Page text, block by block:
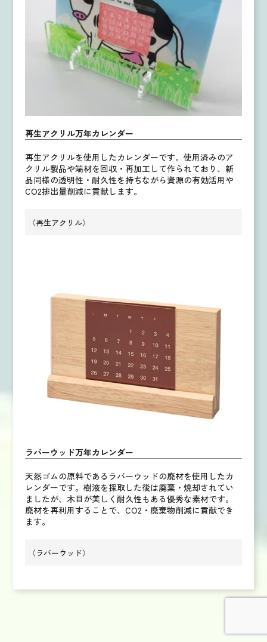
再生アクリル万年カレンダー
再生アクリルを使用したカレンダーです。使用済みのア
クリル製品や端材を回収・再加工して作られており、新
品同様の透明性・耐久性を持ちながら資源の有効活用や
CO2排出量削減に貢献します。
〈再生アクリル〉
ラバーウッド万年カレンダー
天然ゴムの原料であるラバーウッドの廃材を使用したカ
レンダーです。樹液を採取した後は廃棄・焼却されてい
ましたが、木目が美しく耐久性もある優秀な素材です。
廃材を再利用することで、CO2・廃棄物削減に貢献でき
ます。
〈ラバーウッド〉